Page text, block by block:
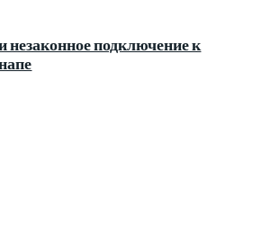
незаконное подключение к